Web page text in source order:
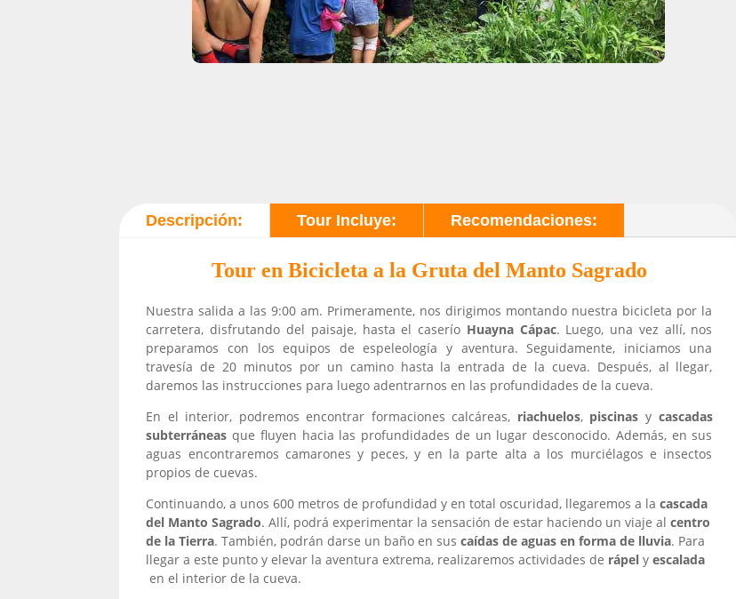
Descripción: Tour Incluye: Recomendaciones:
Tour en Bicicleta a la Gruta del Manto Sagrado
Nuestra salida a las 9:00 am. Primeramente, nos dirigimos montando nuestra bicicleta por la
carretera, disfrutando del paisaje, hasta el caserío Huayna Cápac. Luego, una vez allí, nos
preparamos con los equipos de espeleología y aventura. Seguidamente, iniciamos una
travesía de 20 minutos por un camino hasta la entrada de la cueva. Después, al llegar,
daremos las instrucciones para luego adentrarnos en las profundidades de la cueva.
En el interior, podremos encontrar formaciones calcáreas, riachuelos, piscinas y cascadas
subterráneas que fluyen hacia las profundidades de un lugar desconocido. Además, en sus
aguas encontraremos camarones y peces, y en la parte alta a los murciélagos e insectos
propios de cuevas.
Continuando, a unos 600 metros de profundidad y en total oscuridad, llegaremos a lacascada
del Manto Sagrado. Allí, podrá experimentar la sensación de estar haciendo un viaje alcentro
de la Tierra. También, podrán darse un baño en suscaídas de aguas en forma de lluvia. Para
llegar a este punto y elevar la aventura extrema, realizaremos actividades de rápel yescalada
en el interior de la cueva.